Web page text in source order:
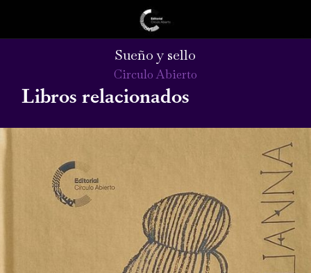
Sueño y sello
Circulo Abierto
Libros relacionados